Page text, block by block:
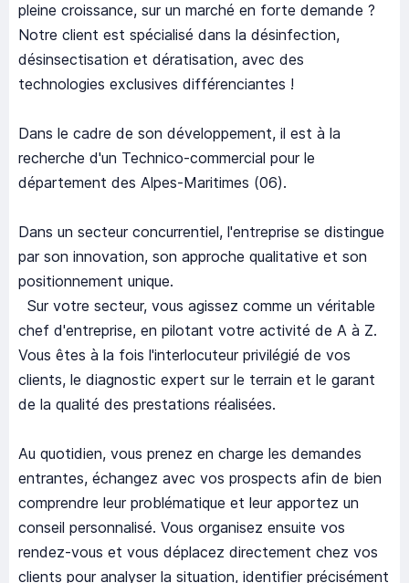
pleine croissance, sur un marché en forte demande ?
Notre client est spécialisé dans la désinfection,
désinsectisation et dératisation, avec des
technologies exclusives différenciantes !
Dans le cadre de son développement, il est à la
recherche d'un Technico-commercial pour le
département des Alpes-Maritimes (06).
Dans un secteur concurrentiel, l'entreprise se distingue
par son innovation, son approche qualitative et son
positionnement unique.
Sur votre secteur, vous agissez comme un véritable
chef d'entreprise, en pilotant votre activité de A à Z.
Vous êtes à la fois l'interlocuteur privilégié de vos
clients, le diagnostic expert sur le terrain et le garant
de la qualité des prestations réalisées.
Au quotidien, vous prenez en charge les demandes
entrantes, échangez avec vos prospects afin de bien
comprendre leur problématique et leur apportez un
conseil personnalisé. Vous organisez ensuite vos
rendez-vous et vous déplacez directement chez vos
clients pour analyser la situation, identifier précisément